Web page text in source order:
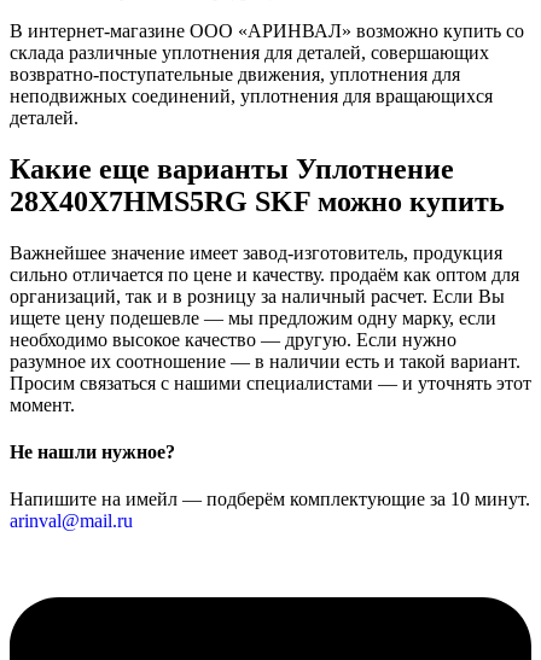
В интернет-магазине ООО «АРИНВАЛ» возможно купить со
склада различные уплотнения для деталей, совершающих
возвратно-поступательные движения, уплотнения для
неподвижных соединений, уплотнения для вращающихся
деталей.
Какие еще варианты Уплотнение
28X40X7HMS5RG SKF можно купить
Важнейшее значение имеет завод-изготовитель, продукция
сильно отличается по цене и качеству. продаём как оптом для
организаций, так и в розницу за наличный расчет. Если Вы
ищете цену подешевле — мы предложим одну марку, если
необходимо высокое качество — другую. Если нужно
разумное их соотношение — в наличии есть и такой вариант.
Просим связаться с нашими специалистами — и уточнять этот
момент.
Не нашли нужное?
Напишите на имейл — подберём комплектующие за 10 минут.
arinval@mail.ru